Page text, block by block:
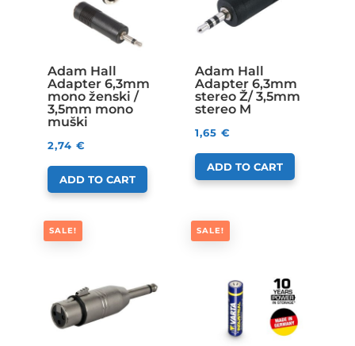
Adam Hall
Adapter 6,3mm
mono ženski /
3,5mm mono
muški
2,74 €
ADD TO CART
Adam Hall
Adapter 6,3mm
stereo Ž/ 3,5mm
stereo M
1,65€
ADD TO CART
SALE! SALE!